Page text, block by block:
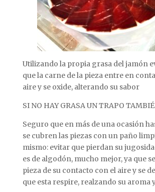
Utilizando la propia grasa del jamón
que la carne de la pieza entre en
aire y se oxide, alterando su sabor
SI NO HAY GRASA UN TRAPO
Seguro que en más de una ocasión
se cubren las piezas con un paño
mismo: evitar que pierdan su
es de algodón, mucho mejor, ya que
pieza de su contacto con el aire y se
que esta respire, realzando su aroma